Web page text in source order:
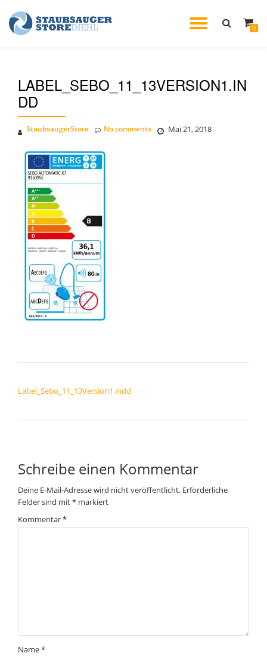
Skip
0
LABEL_SEBO_11_13VERSION1.IN
DD
StaubsaugerStore Mai 21, 2018
No comments
Label_Sebo_11_13Version1.indd
Schreibe einen Kommentar
Deine E-Mail-Adresse wird nicht veröffentlicht. Erforderliche
Felder sind mit* markiert
Kommentar*
Name*